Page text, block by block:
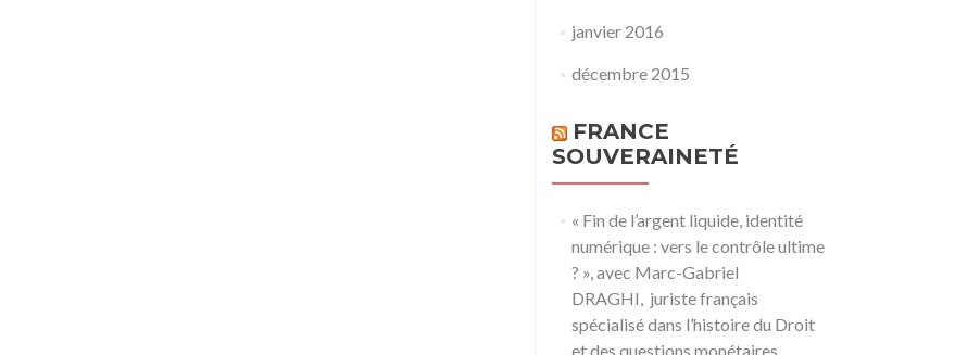
janvier 2016
décembre 2015
FRANCE
SOUVERAINETÉ
« Fin de l’argent liquide, identité
numérique : vers le contrôle ultime
? », avec Marc-Gabriel
DRAGHI, juriste français
spécialisé dans l’histoire du Droit
et des questions monétaires.